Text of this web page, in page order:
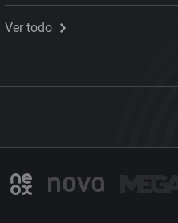
Ver todo